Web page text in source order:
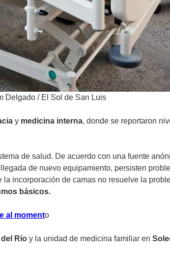
Delgado / El Sol de San Luis
y medicina interna, donde se reportaron
de salud. De acuerdo con una fuente
de nuevo equipamiento, persisten
incorporación de camas no resuelve la
básicos.
al momento
Río y la unidad de medicina familiar en